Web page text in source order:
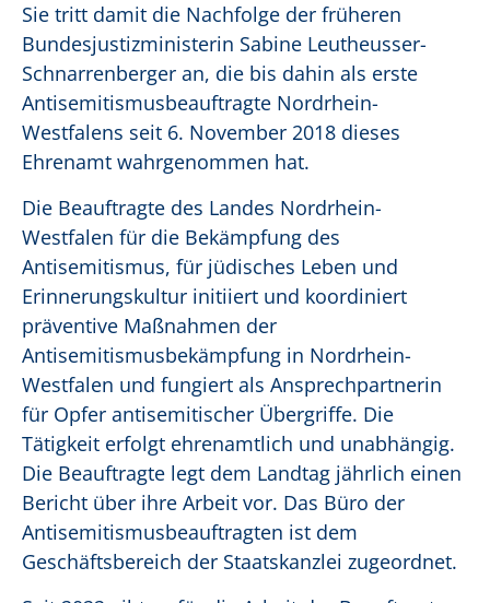
Sie tritt damit die Nachfolge der früheren
Bundesjustizministerin Sabine Leutheusser-
Schnarrenberger an, die bis dahin als erste
Antisemitismusbeauftragte Nordrhein-
Westfalens seit 6. November 2018 dieses
Ehrenamt wahrgenommen hat.
Die Beauftragte des Landes Nordrhein-
Westfalen für die Bekämpfung des
Antisemitismus, für jüdisches Leben und
Erinnerungskultur initiiert und koordiniert
präventive Maßnahmen der
Antisemitismusbekämpfung in Nordrhein-
Westfalen und fungiert als Ansprechpartnerin
für Opfer antisemitischer Übergriffe. Die
Tätigkeit erfolgt ehrenamtlich und unabhängig.
Die Beauftragte legt dem Landtag jährlich einen
Bericht über ihre Arbeit vor. Das Büro der
Antisemitismusbeauftragten ist dem
Geschäftsbereich der Staatskanzlei zugeordnet.